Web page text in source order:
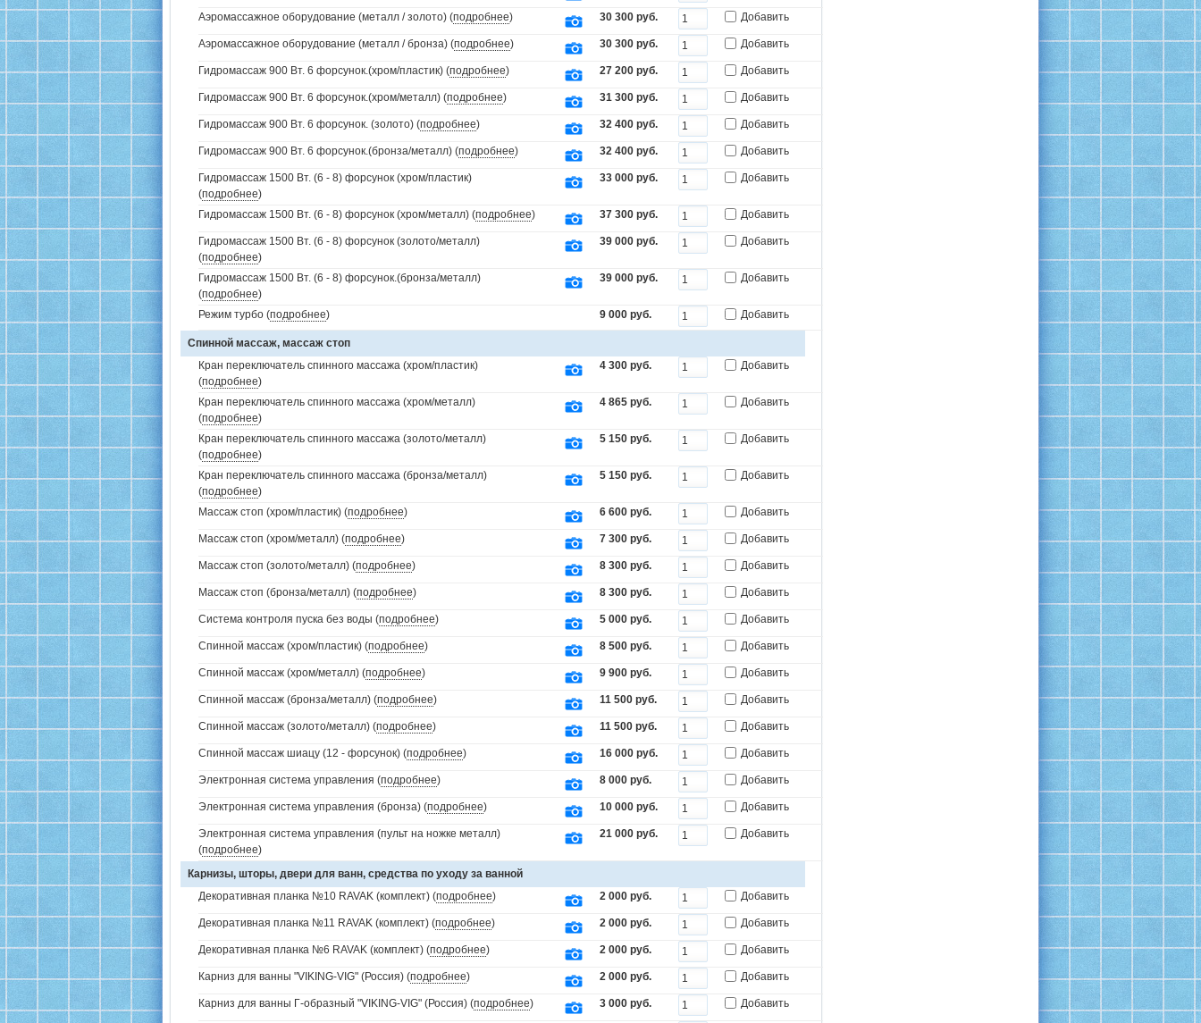
Аэромассажное оборудование (металл / золото) (подробнее) 30 300 руб. Добавить
Аэромассажное оборудование (металл / бронза) (подробнее) 30 300 руб. Добавить
Гидромассаж 900 Вт. 6 форсунок.(хром/пластик) (подробнее) 27 200 руб. Добавить
Гидромассаж 900 Вт. 6 форсунок.(хром/металл) (подробнее) 31 300 руб. Добавить
Гидромассаж 900 Вт. 6 форсунок. (золото) (подробнее) 32 400 руб. Добавить
Гидромассаж 900 Вт. 6 форсунок.(бронза/металл) (подробнее) 32 400 руб. Добавить
Гидромассаж 1500 Вт. (6 - 8) форсунок (хром/пластик)
(подробнее)
33 000 руб. Добавить
Гидромассаж 1500 Вт. (6 - 8) форсунок (хром/металл) (подробнее) 37 300 руб. Добавить
Гидромассаж 1500 Вт. (6 - 8) форсунок (золото/металл)
(подробнее)
39 000 руб. Добавить
Гидромассаж 1500 Вт. (6 - 8) форсунок.(бронза/металл)
(подробнее)
39 000 руб. Добавить
Режим турбо (подробнее) 9 000 руб. Добавить
Спинной массаж, массаж стоп
Кран переключатель спинного массажа (хром/пластик)
(подробнее)
4 300 руб. Добавить
Кран переключатель спинного массажа (хром/металл)
(подробнее)
4 865 руб. Добавить
Кран переключатель спинного массажа (золото/металл)
(подробнее)
5 150 руб. Добавить
Кран переключатель спинного массажа (бронза/металл)
(подробнее)
5 150 руб. Добавить
Массаж стоп (хром/пластик) (подробнее) 6 600 руб. Добавить
Массаж стоп (хром/металл) (подробнее) 7 300 руб. Добавить
Массаж стоп (золото/металл) (подробнее) 8 300 руб. Добавить
Массаж стоп (бронза/металл) (подробнее) 8 300 руб. Добавить
Система контроля пуска без воды (подробнее) 5 000 руб. Добавить
Спинной массаж (хром/пластик) (подробнее) 8 500 руб. Добавить
Спинной массаж (хром/металл) (подробнее) 9 900 руб. Добавить
Спинной массаж (бронза/металл) (подробнее) 11 500 руб. Добавить
Спинной массаж (золото/металл) (подробнее) 11 500 руб. Добавить
Спинной массаж шиацу (12 - форсунок) (подробнее) 16 000 руб. Добавить
Электронная система управления (подробнее) 8 000 руб. Добавить
Электронная система управления (бронза) (подробнее) 10 000 руб. Добавить
Электронная система управления (пульт на ножке металл)
(подробнее)
21 000 руб. Добавить
Карнизы, шторы, двери для ванн, средства по уходу за ванной
Декоративная планка №10 RAVAK (комплект) (подробнее) 2 000 руб. Добавить
Декоративная планка №11 RAVAK (комплект) (подробнее) 2 000 руб. Добавить
Декоративная планка №6 RAVAK (комплект) (подробнее) 2 000 руб. Добавить
Карниз для ванны "VIKING-VIG" (Россия) (подробнее) 2 000 руб. Добавить
Карниз для ванны Г-образный "VIKING-VIG" (Россия) (подробнее) 3 000 руб. Добавить